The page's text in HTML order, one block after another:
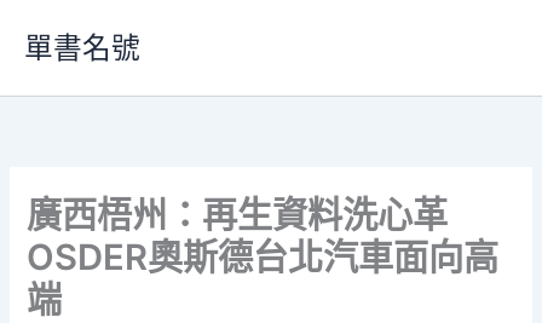
要
單書名號
廣西梧州：再生資料洗心革
OSDER奧斯德台北汽車面向高
端